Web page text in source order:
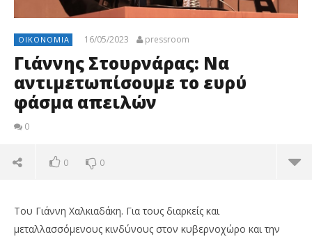
ΟΙΚΟΝΟΜΊΑ 16/05/2023 pressroom
Γιάννης Στουρνάρας: Να
αντιμετωπίσουμε το ευρύ
φάσμα απειλών
0
0 0
Του Γιάννη Χαλκιαδάκη. Για τους διαρκείς και
μεταλλασσόμενους κινδύνους στον κυβερνοχώρο και την